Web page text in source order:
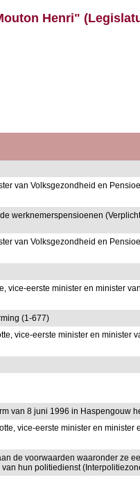
Henri"
van Volksgezondheid en
werknemerspensioenen
van Volksgezondheid en
vice-eerste minister en minister
(1-677)
vice-eerste minister en minister
van 8 juni 1996 in Haspengouw
vice-eerste minister en minister
de voorwaarden waaronder ze
hun politiedienst